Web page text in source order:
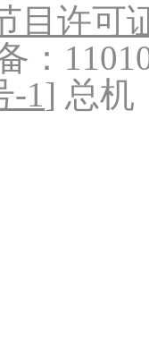
目许可
：
-1] 总机